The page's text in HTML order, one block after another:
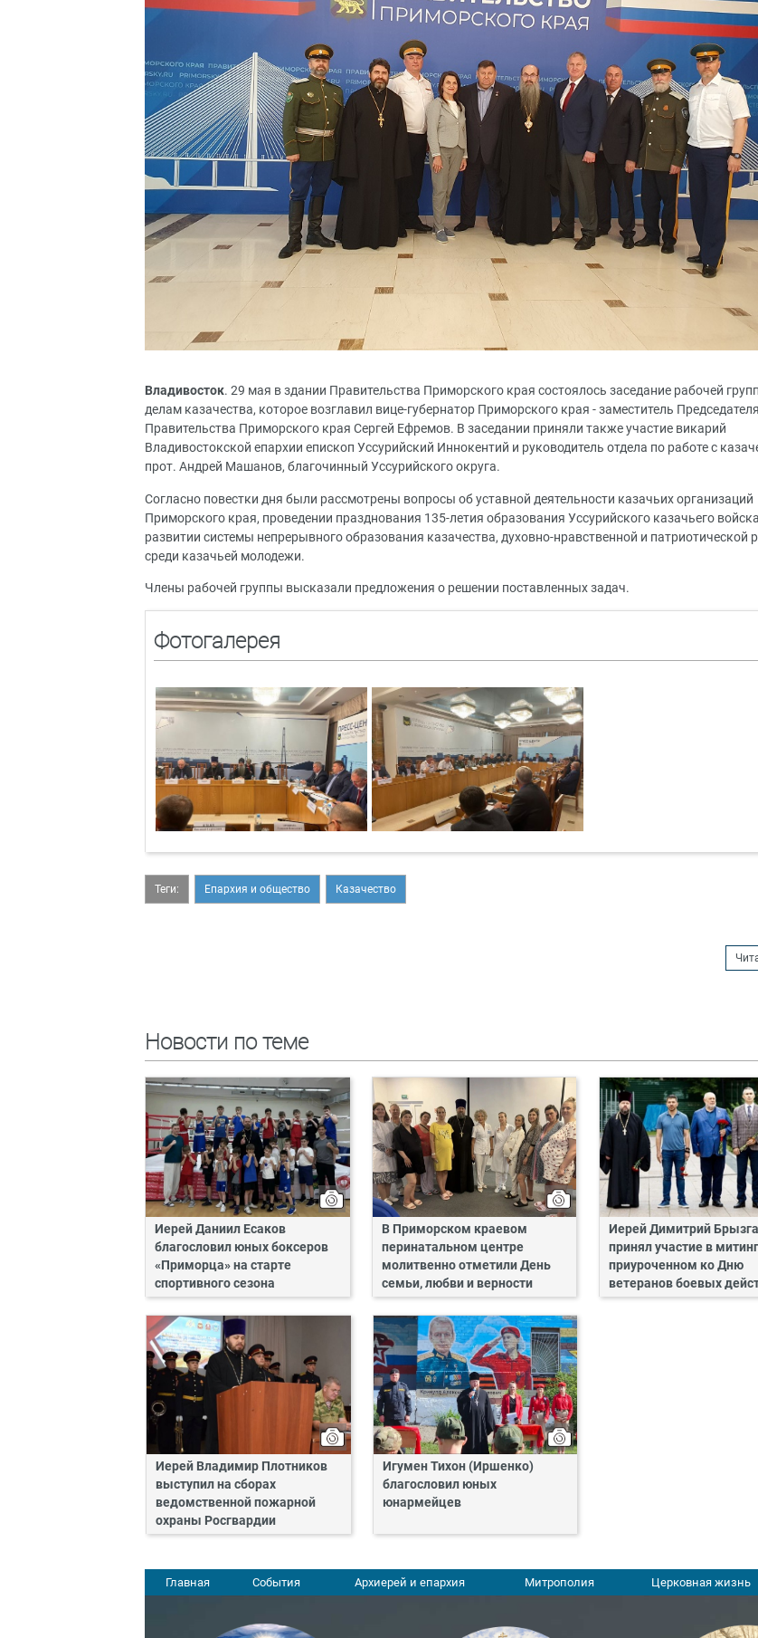
Владивосток. 29 мая в здании Правительства Приморского края состоялось заседание рабочей
делам казачества, которое возглавил вице-губернатор Приморского края - заместитель Председателя
Правительства Приморского края Сергей Ефремов. В заседании приняли также участие викарий
Владивостокской епархии епископ Уссурийский Иннокентий и руководитель отдела по работе с
прот. Андрей Машанов, благочинный Уссурийского округа.
Согласно повестки дня были рассмотрены вопросы об уставной деятельности казачьих организаций
Приморского края, проведении празднования 135-летия образования Уссурийского казачьего
развитии системы непрерывного образования казачества, духовно-нравственной и патриотической
среди казачьей молодежи.
Члены рабочей группы высказали предложения о решении поставленных задач.
Фотогалерея
Теги: Епархия и общество Казачество
Новости по теме
Иерей Даниил Есаков
благословил юных боксеров
«Приморца» на старте
спортивного сезона
В Приморском краевом
перинатальном центре
молитвенно отметили День
семьи, любви и верности
Иерей Димитрий
принял участие в
приуроченном ко Дню
ветеранов боевых
Иерей Владимир Плотников
выступил на сборах
ведомственной пожарной
охраны Росгвардии
Игумен Тихон (Иршенко)
благословил юных
юнармейцев
Главная События Архиерей и епархия Митрополия Церковная жизнь